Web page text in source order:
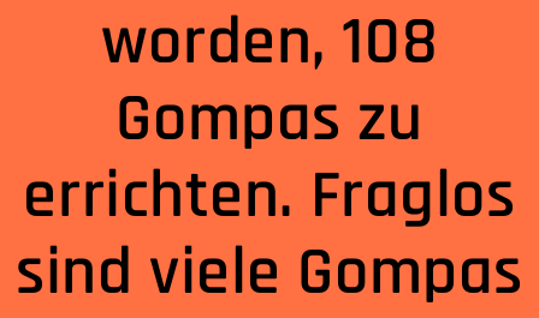
worden, 108
Gompas zu
errichten. Fraglos
sind viele Gompas